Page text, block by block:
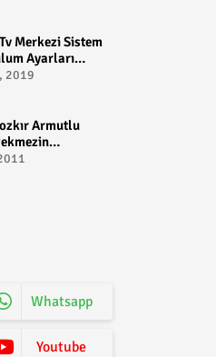
Merkezi Sistem
Ayarları
-
2019
Armutlu
Bilir Kontv
Whatsapp
Youtube